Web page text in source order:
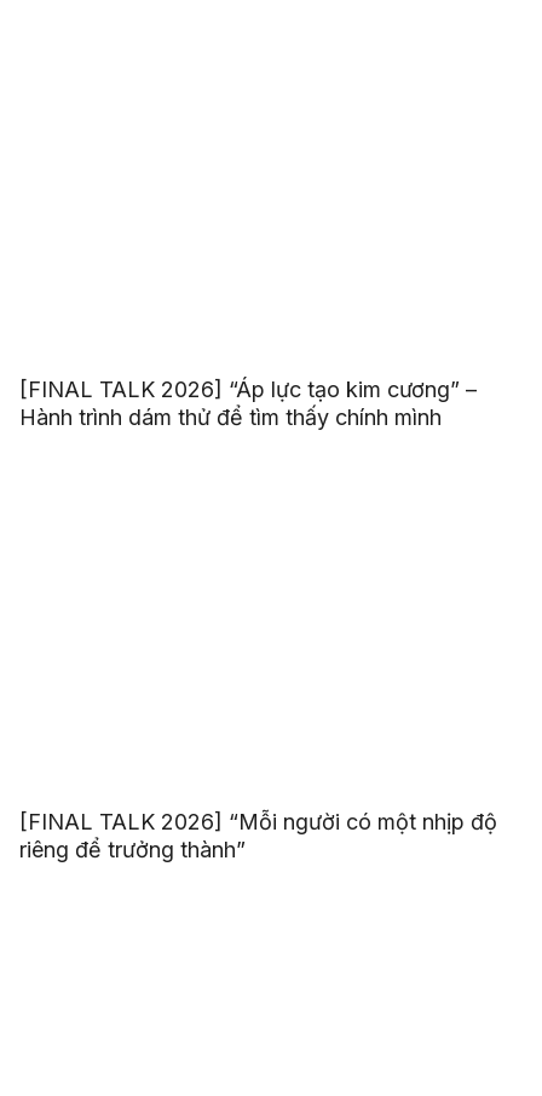
[FINAL TALK 2026] “Áp lực tạo kim cương” –
Hành trình dám thử để tìm thấy chính mình
[FINAL TALK 2026] “Mỗi người có một nhịp độ
riêng để trưởng thành”